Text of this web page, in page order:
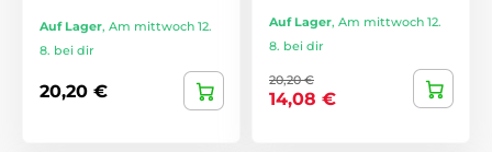
Auf Lager, Am mittwoch 12.
8. bei dir
20,20 €
Auf Lager, Am mittwoch 12.
8. bei dir
20,20 €
14,08 €